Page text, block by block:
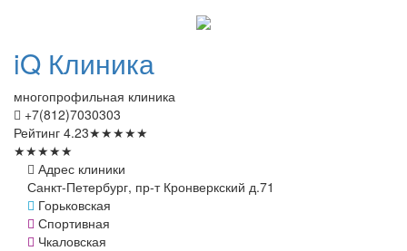
iQ Клиника
многопрофильная клиника
+7(812)7030303
Рейтинг 4.23★★★★★
★★★★★
Адрес клиники
Санкт-Петербург, пр-т Кронверкский д.71
Горьковская
Спортивная
Чкаловская